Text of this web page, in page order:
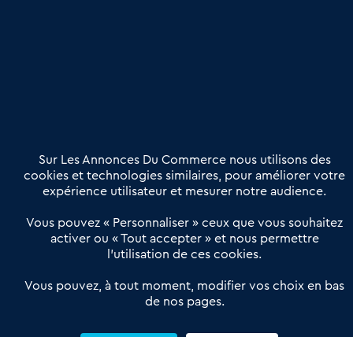
Offres Pro
Actualités
Qui sommes nous ?
Derniers articles
Réseau 3C : un partenaire national dédié aux transactions
Petitscommerces : Un partenariat au service du commerce de
proximité et des territoires
Sur Les Annonces Du Commerce nous utilisons des
cookies et technologies similaires, pour améliorer votre
expérience utilisateur et mesurer notre audience.
Vous pouvez « Personnaliser » ceux que vous souhaitez
activer ou « Tout accepter » et nous permettre
l’utilisation de ces cookies.
Vous pouvez, à tout moment, modifier vos choix en bas
de nos pages.